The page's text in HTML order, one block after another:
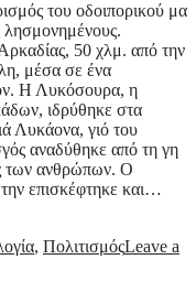
του οδοιπορικού μας
λησμονημένους.
50 χλμ. από την
μέσα σε ένα
Η Λυκόσουρα, η
ιδρύθηκε στα
Λυκάονα, γιό του
αναδύθηκε από τη γη
των ανθρώπων. Ο
επισκέφτηκε και…
, ΠολιτισμόςLeave a